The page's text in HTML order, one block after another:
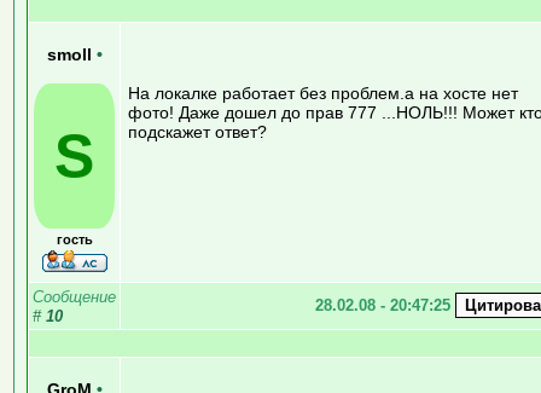
smoll •
S
гость
На локалке работает без проблем.а на хосте нет
фото! Даже дошел до прав 777 ...НОЛЬ!!! Может
подскажет ответ?
Сообщение
# 10
28.02.08 - 20:47:25